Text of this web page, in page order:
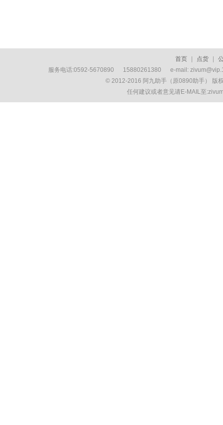
首页 点货
服务电话:0592-5670890 15880261380 e-mail:
© 2012-2016 阿九助手（原0890助手） 版
任何建议或者意见请E-MAIL至